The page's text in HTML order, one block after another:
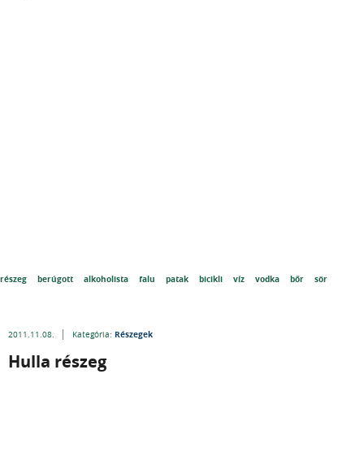
részeg berúgott alkoholista falu patak bicikli víz vodka bőr sör
2011.11.08. Kategória: Részegek
Hulla részeg